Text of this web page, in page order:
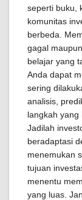
seperti buku,
komunitas
berbeda.
gagal
belajar yang
Anda dapat
sering
analisis,
langkah yang
Jadilah
beradaptasi
menemukan
tujuan
menentu
yang luas.